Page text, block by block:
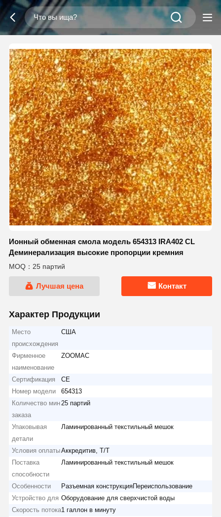
Ионный обменная смола модель 654313 IRA402 CL
Деминерализация высокие пропорции кремния
MOQ：25 партий
Лучшая цена Контакт
Характер Продукции
Место
происхождения
США
Фирменное
наименование
ZOOMAC
Сертификация
CE
Номер модели
654313
Количество мин
заказа
25 партий
Упаковывая
детали
Ламинированный текстильный мешок
Условия оплатыАккредитив, T/T
Поставка
способности
Ламинированный текстильный мешок
Особенности
Разъемная конструкцияПереиспользование
Устройство для Оборудование для сверхчистой воды
Скорость потока1 галлон в минуту